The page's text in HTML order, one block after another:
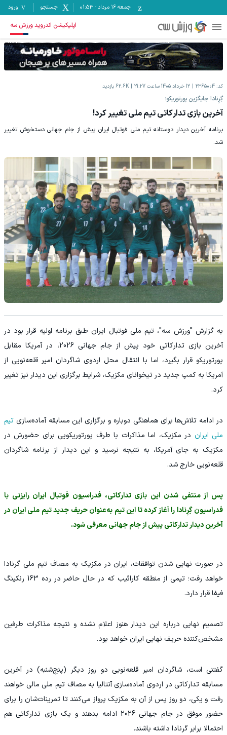
جمعه ۱۶ مرداد -
01:53 جستجو ورود
اپلیکیشن اندروید ورزش سه
کد: 2365004 12 خرداد 1405 ساعت 21:27 62.6K بازدید
گِرِنادا جایگزین پورتوریکو؛
آخرین بازی تدارکاتی تیم ملی تغییر کرد!
برنامه آخرین دیدار دوستانه تیم ملی فوتبال ایران پیش از جام جهانی دستخوش تغییر
شد.
به گزارش "ورزش سه"، تیم ملی فوتبال ایران طبق برنامه اولیه قرار بود در
آخرین بازی تدارکاتی خود پیش از جام جهانی 2026، در آمریکا مقابل
پورتوریکو قرار بگیرد، اما با انتقال محل اردوی شاگردان امیر قلعه‌نویی از
آمریکا به کمپ جدید در تیخوانای مکزیک، شرایط برگزاری این دیدار نیز تغییر
کرد.
در ادامه تلاش‌ها برای هماهنگی دوباره و برگزاری این مسابقه آماده‌سازی تیم
ملی ایران در مکزیک، اما مذاکرات با طرف پورتوریکویی برای حضورش در
مکزیک به جای آمریکا، به نتیجه نرسید و این دیدار از برنامه شاگردان
قلعه‌نویی خارج شد.
پس از منتفی شدن این بازی تدارکاتی، فدراسیون فوتبال ایران رایزنی با
فدراسیون گِرِنادا را آغاز کرده تا این تیم به‌عنوان حریف جدید تیم ملی ایران در
آخرین دیدار تدارکاتی پیش از جام جهانی معرفی شود.
در صورت نهایی شدن توافقات، ایران در مکزیک به مصاف تیم ملی گرنادا
خواهد رفت؛ تیمی از منطقه کارائیب که در حال حاضر در رده 163 رنکینگ
فیفا قرار دارد.
تصمیم نهایی درباره این دیدار هنوز اعلام نشده و نتیجه مذاکرات طرفین
مشخص‌کننده حریف نهایی ایران خواهد بود.
گفتنی است، شاگردان امیر قلعه‌نویی دو روز دیگر (پنج‌شنبه) در آخرین
مسابقه تدارکاتی در اردوی آماده‌سازی آنتالیا به مصاف تیم ملی مالی خواهند
رفت و یکی، دو روز پس از آن به مکزیک پرواز می‌کنند تا تمرینات‌شان را برای
حضور موفق در جام جهانی 2026 ادامه بدهند و یک بازی تدارکاتی هم
احتمالا برابر گرنادا داشته باشند.